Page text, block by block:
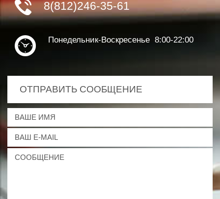
8(812)246-35-61
Понедельник-Воскресенье 8:00-22:00
ОТПРАВИТЬ СООБЩЕНИЕ